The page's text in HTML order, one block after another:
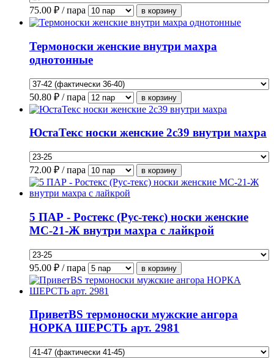
75.00 ₽ / пара
Термоноски женские внутри махра
однотонные
50.80 ₽ / пара
ЮстаТекс носки женские 2с39 внутри махра
72.00 ₽ / пара
5 ПАР - Ростекс (Рус-текс) носки женские
МС-21-Ж внутри махра с лайкрой
95.00 ₽ / пара
ПриветBS термоноски мужские ангора
НОРКА ШЕРСТЬ арт. 2981